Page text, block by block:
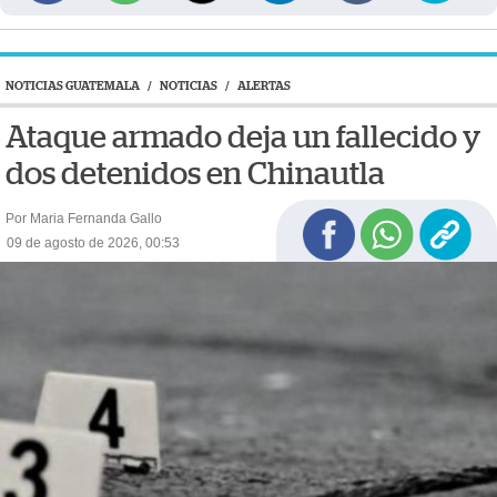
NOTICIAS GUATEMALA / NOTICIAS / ALERTAS
Ataque armado deja un fallecido y
dos detenidos en Chinautla
Por Maria Fernanda Gallo
09 de agosto de 2026, 00:53